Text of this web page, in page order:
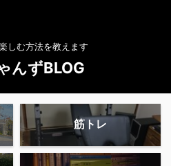
しむ方法を教えます
んずBLOG
筋トレ